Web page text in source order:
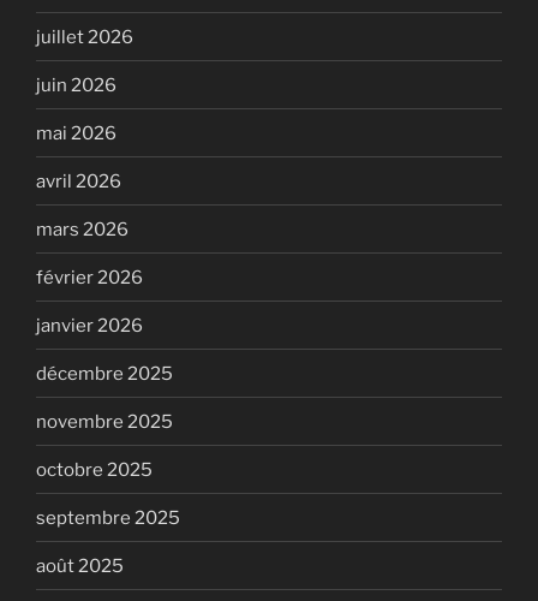
juillet 2026
juin 2026
mai 2026
avril 2026
mars 2026
février 2026
janvier 2026
décembre 2025
novembre 2025
octobre 2025
septembre 2025
août 2025